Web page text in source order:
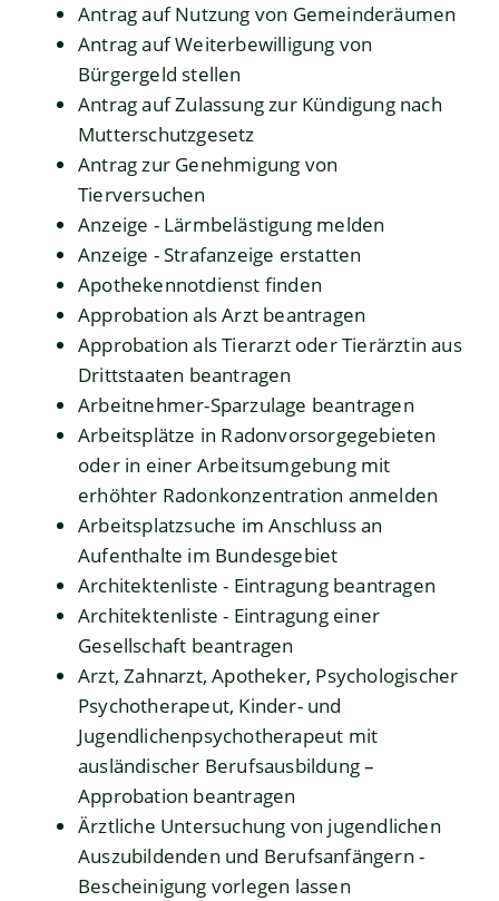
Antrag auf Nutzung von Gemeinderäumen
Antrag auf Weiterbewilligung von
Bürgergeld stellen
Antrag auf Zulassung zur Kündigung nach
Mutterschutzgesetz
Antrag zur Genehmigung von
Tierversuchen
Anzeige - Lärmbelästigung melden
Anzeige - Strafanzeige erstatten
Apothekennotdienst finden
Approbation als Arzt beantragen
Approbation als Tierarzt oder Tierärztin aus
Drittstaaten beantragen
Arbeitnehmer-Sparzulage beantragen
Arbeitsplätze in Radonvorsorgegebieten
oder in einer Arbeitsumgebung mit
erhöhter Radonkonzentration anmelden
Arbeitsplatzsuche im Anschluss an
Aufenthalte im Bundesgebiet
Architektenliste - Eintragung beantragen
Architektenliste - Eintragung einer
Gesellschaft beantragen
Arzt, Zahnarzt, Apotheker, Psychologischer
Psychotherapeut, Kinder- und
Jugendlichenpsychotherapeut mit
ausländischer Berufsausbildung –
Approbation beantragen
Ärztliche Untersuchung von jugendlichen
Auszubildenden und Berufsanfängern -
Bescheinigung vorlegen lassen